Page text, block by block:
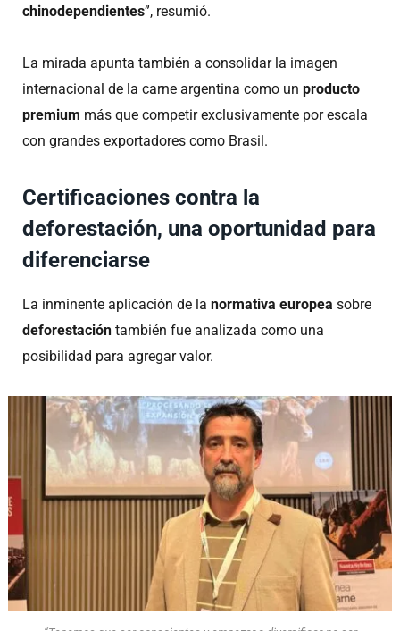
chinodependientes”, resumió.
La mirada apunta también a consolidar la imagen
internacional de la carne argentina como un producto
premium más que competir exclusivamente por escala
con grandes exportadores como Brasil.
Certificaciones contra la
deforestación, una oportunidad para
diferenciarse
La inminente aplicación de la normativa europea sobre
deforestación también fue analizada como una
posibilidad para agregar valor.